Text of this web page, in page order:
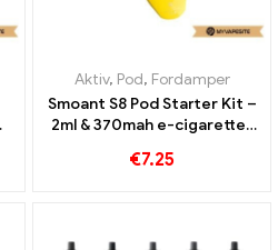
Aktiv, Pod, Fordamper
Smoant S8 Pod Starter Kit –
2ml & 370mah e-cigaretter
€7.25